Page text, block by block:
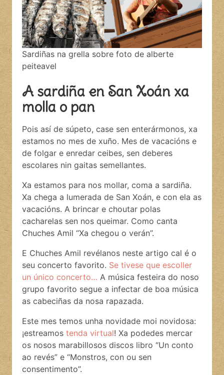
Sardiñas na grella sobre foto de alberte
peiteavel
A sardiña en San Xoán xa
molla o pan
Pois así de súpeto, case sen enterármonos, xa
estamos no mes de xuño. Mes de vacacións e
de folgar e enredar ceibes, sen deberes
escolares nin gaitas semellantes.
Xa estamos para nos mollar, coma a sardiña.
Xa chega a lumerada de San Xoán, e con ela as
vacacións. A brincar e choutar polas
cacharelas sen nos queimar. Como canta
Chuches Amil “Xa chegou o verán”.
E Chuches Amil revélanos neste artigo cal é o
seu concerto favorito. Se tivese que escoller
un único concerto… A música festeira do noso
grupo favorito segue a infectar de boa música
as cabeciñas da nosa rapazada.
Este mes temos unha novidade moi novidosa:
¡estreamos tenda virtual! Xa podedes mercar
os nosos marabillosos discos libro “Un conto
ao revés” e “Monstros, con ou sen
consentimento”.